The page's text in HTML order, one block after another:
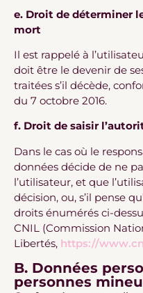
e. Droit de déterminer
mort
Il est rappelé à
doit être le devenir de
traitées s’il décède,
du 7 octobre 2016.
f. Droit de saisir
Dans le cas où le
données décide de ne
l’utilisateur, et que
décision, ou, s’il pense
droits énumérés ci-
CNIL (Commission
Libertés, https://
B. Données
personnes